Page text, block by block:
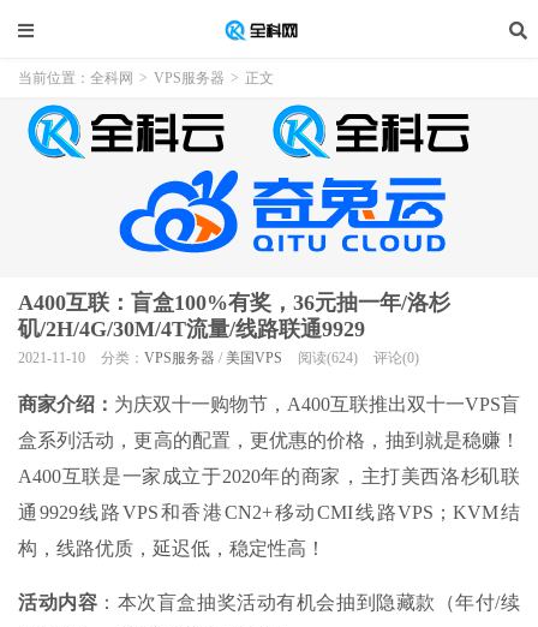
当前位置： 全科网 > VPS服务器 > 正文
A400互联：盲盒100%有奖，36元抽一年/洛杉
矶/2H/4G/30M/4T流量/线路联通9929
2021-11-10 分类： VPS服务器 / 美国VPS 阅读(624) 评论(0)
商家介绍： 为庆双十一购物节，A400互联推出双十一VPS盲
盒系列活动，更高的配置，更优惠的价格，抽到就是稳赚！
A400互联是一家成立于2020年的商家，主打美西洛杉矶联
通9929线路VPS和香港CN2+移动CMI线路VPS；KVM结
构，线路优质，延迟低，稳定性高！
活动内容 ：本次盲盒抽奖活动有机会抽到隐藏款（年付/续